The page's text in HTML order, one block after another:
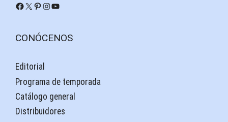
Facebook
X Pinterest
Instagram
YouTube
CONÓCENOS
Editorial
Programa de temporada
Catálogo general
Distribuidores